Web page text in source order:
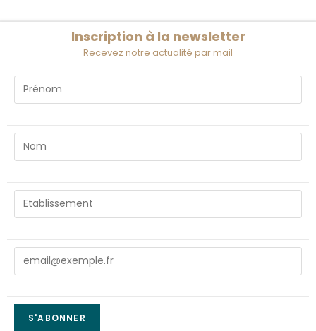
Inscription à la newsletter
Recevez notre actualité par mail